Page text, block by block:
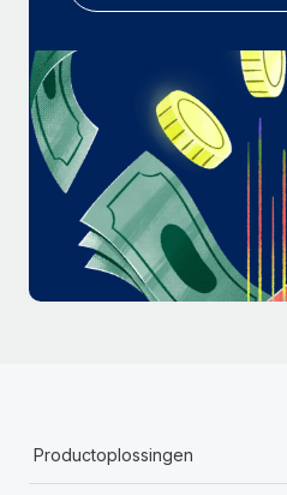
Productoplossingen